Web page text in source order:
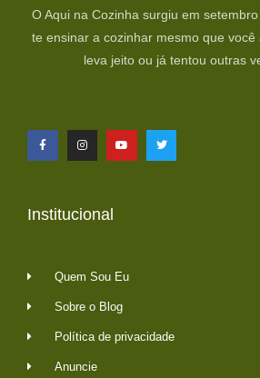
O Aqui na Cozinha surgiu em
te ensinar a cozinhar mesmo que você
leva jeito ou já tentou outras
Institucional
Quem Sou Eu
Sobre o Blog
Política de privacidade
Anuncie